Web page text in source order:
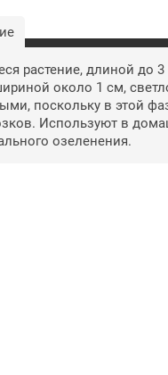
растение, длиной до
около 1 см,
поскольку в этой
Используют в
озеленения.